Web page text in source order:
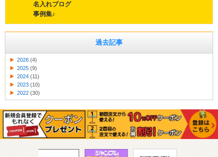
名入れブログ
事例集♪
過去記事
2026 (4)
2025 (9)
2024 (11)
2023 (10)
2022 (30)